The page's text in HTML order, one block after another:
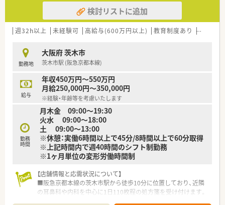
■年収500万円から600万円の給与条件となっており、実務経験
がなくても高年収プランが提示された実績が過去に存在しま
す。
■全体の月平均残業時間は約3.8時間と非常に少なく、残業が発
生した場合も15分単位でしっかりと手当が支給される仕組みで
す。
■有給休暇の取得実績も高く、産前産後休暇や育児休暇の取得実
績も多数あるため、ライフステージの変化にも柔軟に対応可能で
す。
■薬剤師の約2倍程度の店舗スタッフを配置しており、一人一台
のタブレット端末貸与で本来の専門業務に集中できる環境で
す。
検討リストに追加
週32h以上 未経験可 高給与(600万円以上) 教育制度あり シフト制
勤務地
大阪府 茨木市
茨木市駅 (阪急京都本線)
給与
年収450万円～550万円
月給250,000円～350,000円
※経験・年齢等を考慮いたします
勤務
時間
月木金 09:00～19:30
火水 09:00～18:00
土 09:00～13:00
※休憩：実働6時間以上で45分/8時間以上で60分取得
※上記時間内で週40時間のシフト制勤務
※1ヶ月単位の変形労働時間制
【店舗情報と応需状況について】
■阪急京都本線の茨木市駅から徒歩10分に位置しており、近隣
の耳鼻科や内科を中心に1日110枚程の処方箋を受け付けます。